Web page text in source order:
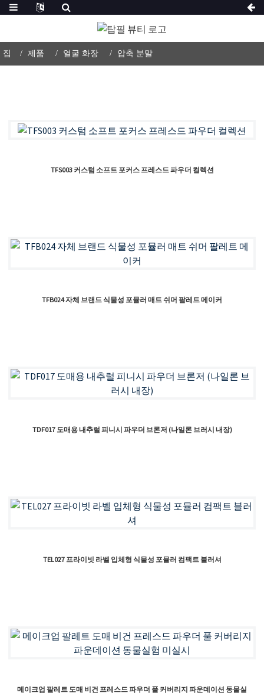
집 제품 얼굴 화장 압축 분말
TFS003 커스텀 소프트 포커스 프레스드 파우더 컬렉션
TFB024 자체 브랜드 식물성 포뮬러 매트 쉬머 팔레트 메이커
TDF017 도매용 내추럴 피니시 파우더 브론저 (나일론 브러시 내장)
TEL027 프라이빗 라벨 입체형 식물성 포뮬러 컴팩트 블러셔
메이크업 팔레트 도매 비건 프레스드 파우더 풀 커버리지 파운데이션 동물실